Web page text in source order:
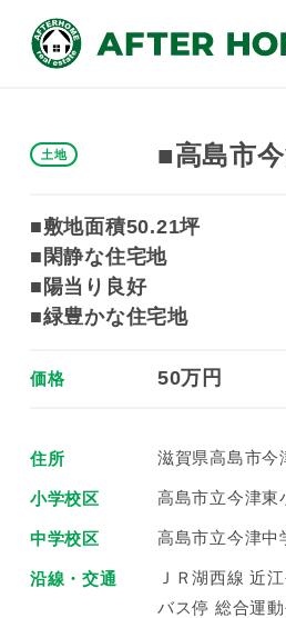
土地 ■高島市
■敷地面積50.21坪
■閑静な住宅地
■陽当り良好
■緑豊かな住宅地
価格 50万円
住所 滋賀県高島市今
小学校区 高島市立今津東
中学校区 高島市立今津中
沿線・交通
ＪＲ湖西線 近
バス停 総合運